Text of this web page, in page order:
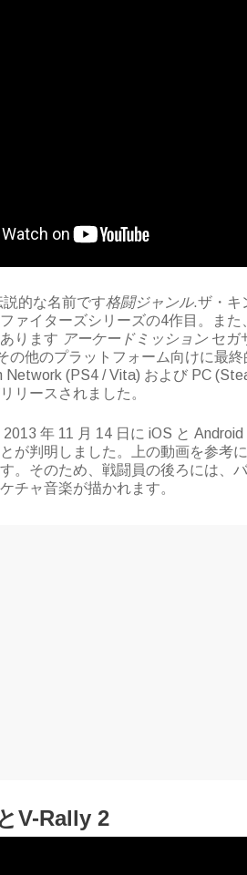
説的な名前です格闘ジャンル.ザ・キ
ァイターズシリーズの4作目。ま
ります アーケードミッション セガ
の他のプラットフォーム向けに最
Network (PS4 / Vita) および PC
リースされました。
年 11 月 14 日に iOS と Android
が判明しました。上の動画を参考
。そのため、戦闘員の後ろには、
チャ音楽が描かれます。
V-Rally 2